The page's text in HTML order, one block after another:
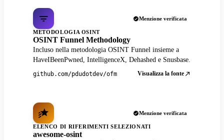
Menzione verificata
METODOLOGIA OSINT
OSINT Funnel Methodology
Incluso nella metodologia OSINT Funnel insieme a
HaveIBeenPwned, IntelligenceX, Dehashed e Snusbase.
github.com/pdudotdev/ofm Visualizza la fonte
Menzione verificata
ELENCO DI RIFERIMENTI SELEZIONATI
awesome-osint